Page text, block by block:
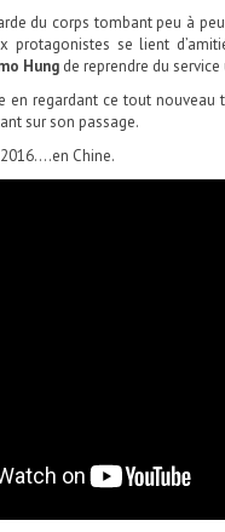
du corps tombant peu à
protagonistes se lient
Hungde reprendre du
en regardant ce tout nouveau
sur son passage.
Chine.